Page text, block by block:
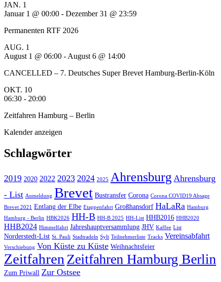
JAN. 1
Januar 1 @ 00:00 - Dezember 31 @ 23:59
Permanenten RTF 2026
AUG. 1
August 1 @ 06:00 - August 6 @ 14:00
CANCELLED – 7. Deutsches Super Brevet Hamburg-Berlin-Köln
OKT. 10
06:30 - 20:00
Zeitfahren Hamburg – Berlin
Kalender anzeigen
Schlagwörter
2019 2020 2022 2023 2024 2025 Ahrensburg Ahrensburg
- List Anmeldung Brevet Bustransfer Corona Corona COVID19 Absage
Brevet 2021 Entlang der Elbe Etappenfahrt Großhansdorf HaLaRa Hamburg
Hamburg - Berlin HBK2026 HH-B HH-B 2025 HH-List HHB2016 HHB2020
HHB2024 Himmelfahrt Jahreshauptversammlung JHV Kaffee List
Norderstedt-List St. Pauli Stadtradeln Sylt Teilnehmerliste Tracks Vereinsabfahrt
Verschiebung Von Küste zu Küste Weihnachtsfeier
Zeitfahren Zeitfahren Hamburg Berlin
Zum Priwall Zur Ostsee